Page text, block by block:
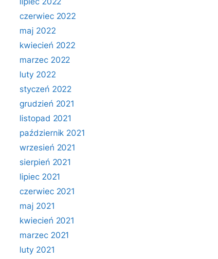
czerwiec 2022
maj 2022
kwiecień 2022
marzec 2022
luty 2022
styczeń 2022
grudzień 2021
listopad 2021
październik 2021
wrzesień 2021
sierpień 2021
lipiec 2021
czerwiec 2021
maj 2021
kwiecień 2021
marzec 2021
luty 2021